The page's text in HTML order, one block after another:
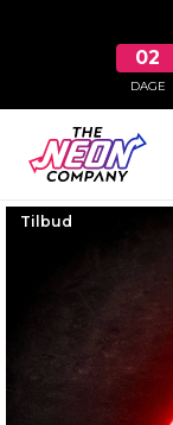
02
DAGE
Tilbud